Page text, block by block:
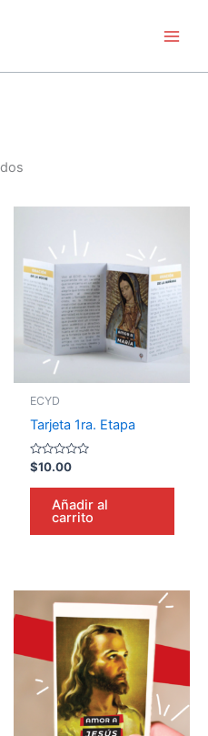
ECYD
Tarjeta 1ra. Etapa
Valorado
en
0
$10.00
Añadir al
carrito